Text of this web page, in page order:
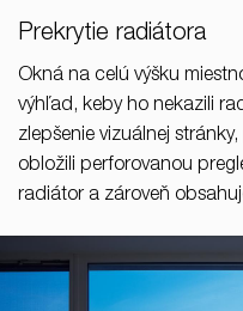
Prekrytie radiátora
Okná na celú výšku
výhľad, keby ho nekazili
zlepšenie vizuálnej
obložili perforovanou
radiátor a zároveň